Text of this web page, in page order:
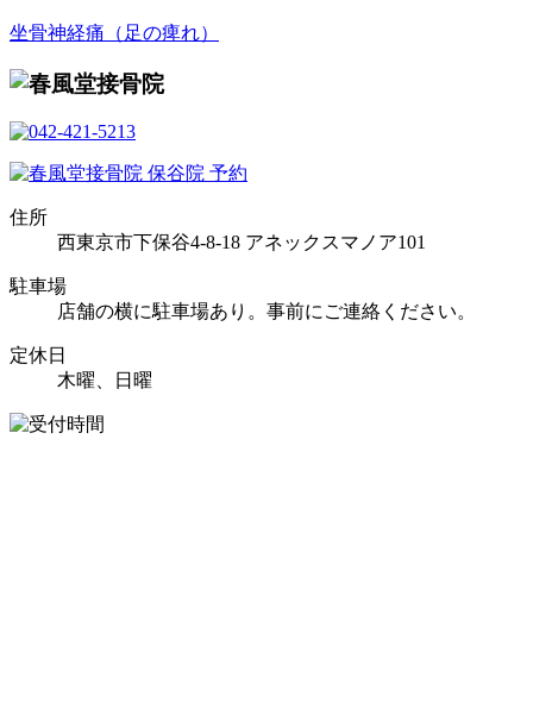
坐骨神経痛（足の痺れ）
住所
西東京市下保谷4-8-18 アネックスマノア101
駐車場
店舗の横に駐車場あり。事前にご連絡ください。
定休日
木曜、日曜